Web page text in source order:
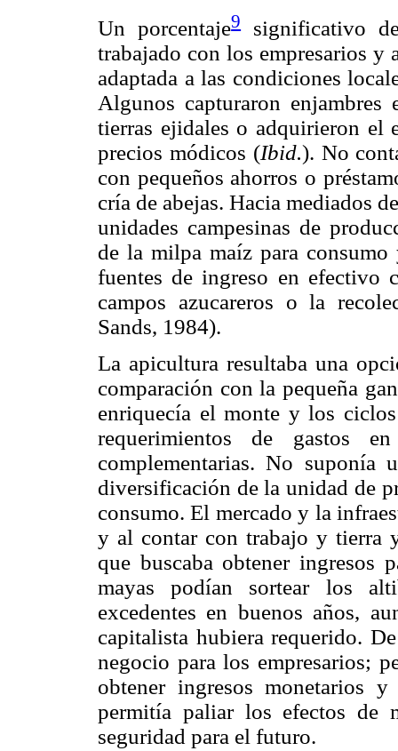
Un porcentaje9significativo de
trabajado con los empresarios y
adaptada a las condiciones
Algunos capturaron
tierras ejidales o adquirieron el
precios módicos (Ibid.). No
con pequeños ahorros o
cría de abejas. Hacia mediados
unidades campesinas de
de la milpa maíz para
fuentes de ingreso en efectivo
campos azucareros o la
Sands, 1984).
La apicultura resultaba una
comparación con la pequeña
enriquecía el monte y los
requerimientos de gastos
complementarias. No suponía
diversificación de la unidad de
consumo. El mercado y la
y al contar con trabajo y tierra
que buscaba obtener ingresos
mayas podían sortear los
excedentes en buenos años,
capitalista hubiera requerido.
negocio para los empresarios;
obtener ingresos monetarios
permitía paliar los efectos de
seguridad para el futuro.